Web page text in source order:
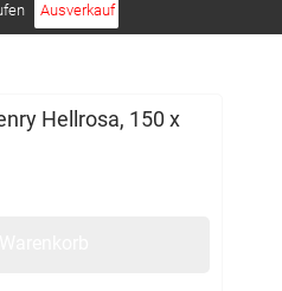
Ausverkauf
Hellrosa, 150 x